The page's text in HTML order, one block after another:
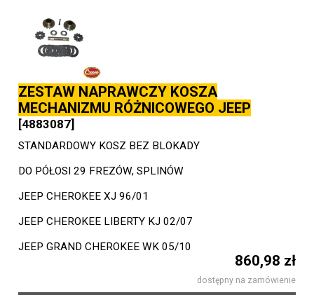
ZESTAW NAPRAWCZY KOSZA
MECHANIZMU RÓŻNICOWEGO JEEP
[4883087]
STANDARDOWY KOSZ BEZ BLOKADY
DO PÓŁOSI 29 FREZÓW, SPLINÓW
JEEP CHEROKEE XJ 96/01
JEEP CHEROKEE LIBERTY KJ 02/07
JEEP GRAND CHEROKEE WK 05/10
860,98 zł
dostępny na zamówienie